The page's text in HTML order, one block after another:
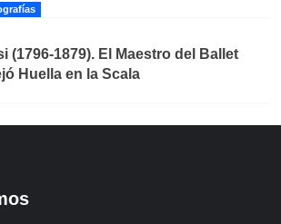
(1796-1879). El Maestro del Ballet
Huella en la Scala